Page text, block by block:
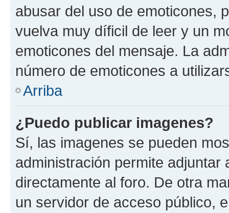
abusar del uso de emoticones,
vuelva muy díficil de leer y un
emoticones del mensaje. La
número de emoticones a
Arriba
¿Puedo publicar imagenes?
Sí, las imagenes se pueden
administración permite
directamente al foro. De otra
un servidor de acceso público,